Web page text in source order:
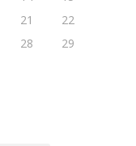
21
22
28
29